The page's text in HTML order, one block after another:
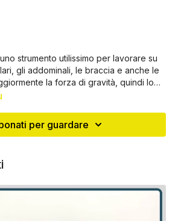
strumento utilissimo per lavorare su
gli addominali, le braccia e anche le
la forza di gravità, quindi lo
potete eseguire la
per guardare